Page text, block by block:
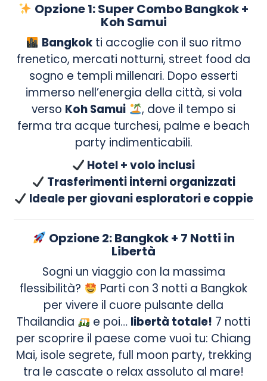
Opzione 1: Super Combo Bangkok +
Koh Samui
Bangkokti accoglie con il suo ritmo
frenetico, mercati notturni, street food da
sogno e templi millenari. Dopo esserti
immerso nell’energia della città, si vola
verso Koh Samui
, dove il tempo si
ferma tra acque turchesi, palme e beach
party indimenticabili.
Hotel + volo inclusi
Trasferimenti interni organizzati
Ideale per giovani esploratori e coppie
Opzione 2: Bangkok + 7 Notti in
Libertà
Sogni un viaggio con la massima
flessibilità?
Parti con 3 notti a Bangkok
per vivere il cuore pulsante della
Thailandia
e poi… libertà totale! 7 notti
per scoprire il paese come vuoi tu: Chiang
Mai, isole segrete, full moon party, trekking
tra le cascate o relax assoluto al mare!